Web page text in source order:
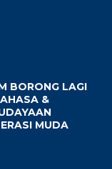
BORONG LAGI
&
MUDA